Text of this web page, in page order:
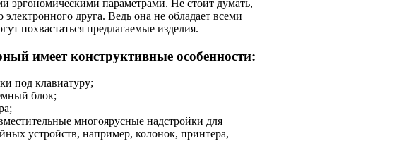
эргономическими параметрами. Не стоит думать,
друга. Ведь она не обладает всеми
похвастаться предлагаемые изделия.
имеет конструктивные особенности:
под клавиатуру;
блок;
многоярусные надстройки для
устройств, например, колонок, принтера,